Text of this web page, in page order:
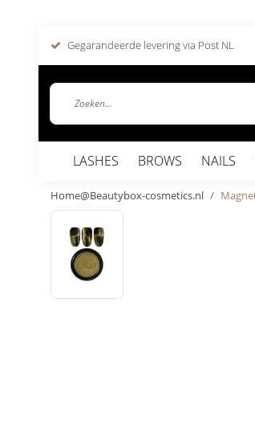
Gegarandeerde levering via Post NL
LASHES BROWS NAILS
Home@Beautybox-cosmetics.nl